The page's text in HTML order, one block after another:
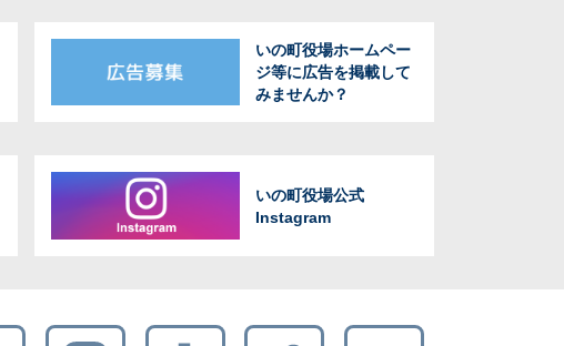
いの町役場ホームペー
ジ等に広告を掲載して
みませんか？
いの町役場公式
Instagram